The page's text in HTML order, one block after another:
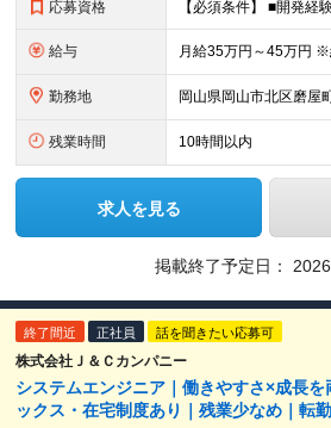
応募資格
給与
勤務地 岡山県岡山市北区磨
残業時間 10時間以内
求人を見る
掲載終了予定日：
終了間近 正社員 話を聞きたい応募可
株式会社Ｊ＆Ｃカンパニー
システムエンジニア｜働きやすさ×成長
ックス・在宅制度あり｜残業少なめ｜転